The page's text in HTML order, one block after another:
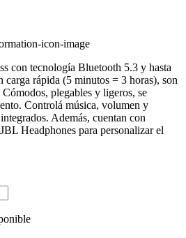
con tecnología Bluetooth 5.3 y hasta
carga rápida (5 minutos = 3 horas), son
plegables y ligeros, se
Controlá música, volumen y
Además, cuentan con
Headphones para personalizar el